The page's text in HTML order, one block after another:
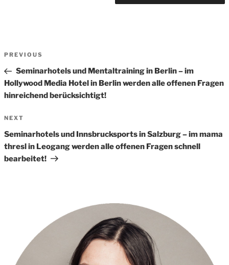
Beitrags-
Previous
Post
PREVIOUS
Seminarhotels und Mentaltraining in Berlin – im
Hollywood Media Hotel in Berlin werden alle offenen Fragen
hinreichend berücksichtigt!
Next
Post
NEXT
Seminarhotels und Innsbrucksports in Salzburg – im mama
thresl in Leogang werden alle offenen Fragen schnell
bearbeitet!